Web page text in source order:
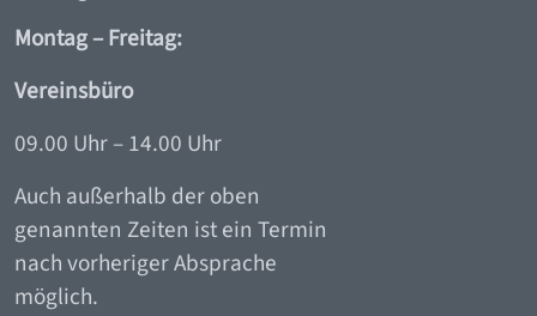
Montag – Freitag:
Vereinsbüro
09.00 Uhr – 14.00 Uhr
Auch außerhalb der oben
genannten Zeiten ist ein Termin
nach vorheriger Absprache
möglich.